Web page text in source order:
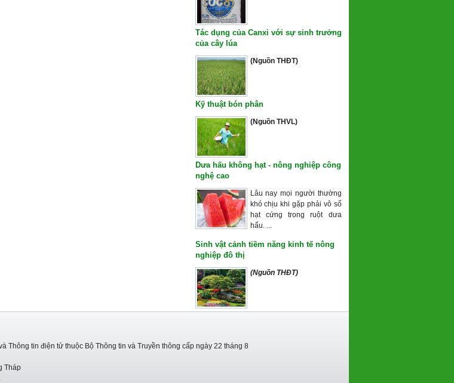
Tác dụng của Canxi với sự sinh trưởng
của cây lúa
(Nguồn THĐT)
Kỹ thuật bón phân
(Nguồn THVL)
Dưa hấu không hạt - nông nghiệp công
nghệ cao
Lâu nay mọi người thường
khó chịu khi gặp phải vô số
hạt cứng trong ruột dưa
hấu. ...
Sinh vật cảnh tiềm năng kinh tế nông
nghiệp đô thị
(Nguồn THĐT)
Thông tin điện tử thuộc Bộ Thông tin và Truyền thông cấp ngày 22 tháng 8
Tháp